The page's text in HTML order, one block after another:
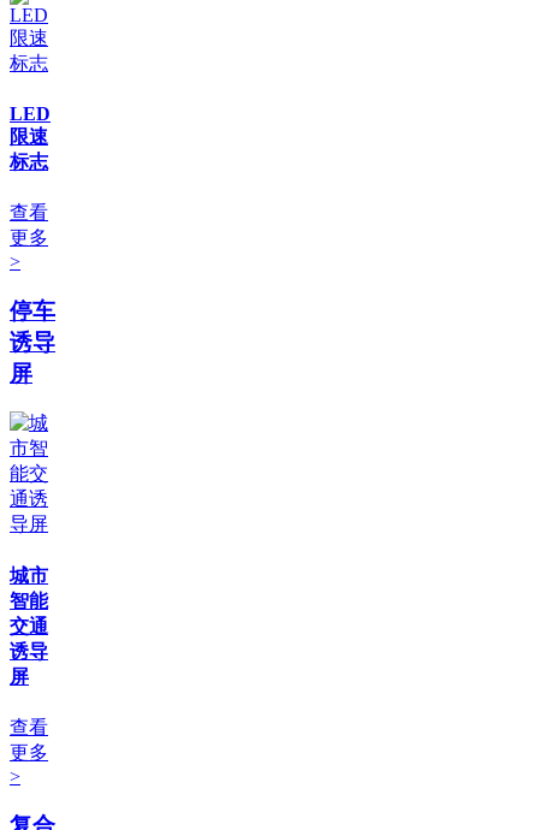
LED
限速
标志
查看
更多
>
停车
诱导
屏
城市
智能
交通
诱导
屏
查看
更多
>